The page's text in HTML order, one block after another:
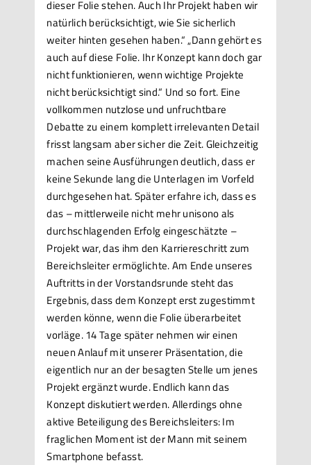
dieser Folie stehen. Auch Ihr Projekt haben wir
natürlich berücksichtigt, wie Sie sicherlich
weiter hinten gesehen haben.“ „Dann gehört es
auch auf diese Folie. Ihr Konzept kann doch gar
nicht funktionieren, wenn wichtige Projekte
nicht berücksichtigt sind.“ Und so fort. Eine
vollkommen nutzlose und unfruchtbare
Debatte zu einem komplett irrelevanten Detail
frisst langsam aber sicher die Zeit. Gleichzeitig
machen seine Ausführungen deutlich, dass er
keine Sekunde lang die Unterlagen im Vorfeld
durchgesehen hat. Später erfahre ich, dass es
das – mittlerweile nicht mehr unisono als
durchschlagenden Erfolg eingeschätzte –
Projekt war, das ihm den Karriereschritt zum
Bereichsleiter ermöglichte. Am Ende unseres
Auftritts in der Vorstandsrunde steht das
Ergebnis, dass dem Konzept erst zugestimmt
werden könne, wenn die Folie überarbeitet
vorläge. 14 Tage später nehmen wir einen
neuen Anlauf mit unserer Präsentation, die
eigentlich nur an der besagten Stelle um jenes
Projekt ergänzt wurde. Endlich kann das
Konzept diskutiert werden. Allerdings ohne
aktive Beteiligung des Bereichsleiters: Im
fraglichen Moment ist der Mann mit seinem
Smartphone befasst.